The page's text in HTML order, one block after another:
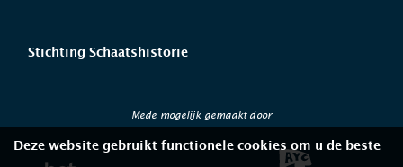
Stichting Schaatshistorie
Mede mogelijk gemaakt door
Deze website gebruikt functionele cookies om u de beste